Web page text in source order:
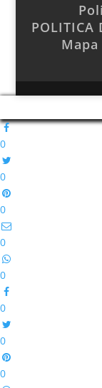
POLITICA
0
0
0
0
0
0
0
0